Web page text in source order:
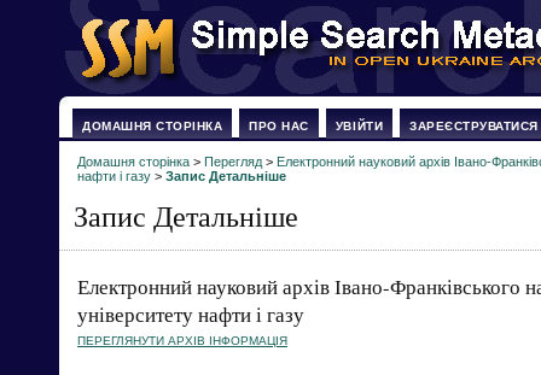
ДОМАШНЯ СТОРІНКА ПРО НАС УВІЙТИ ЗАРЕЄСТРУВАТИСЯ
Домашня сторінка > Перегляд > Електронний науковий архів Івано-
нафти і газу > Запис Детальніше
Запис Детальніше
Електронний науковий архів Івано-Франківського
університету нафти і газу
ПЕРЕГЛЯНУТИ АРХІВ ІНФОРМАЦІЯ